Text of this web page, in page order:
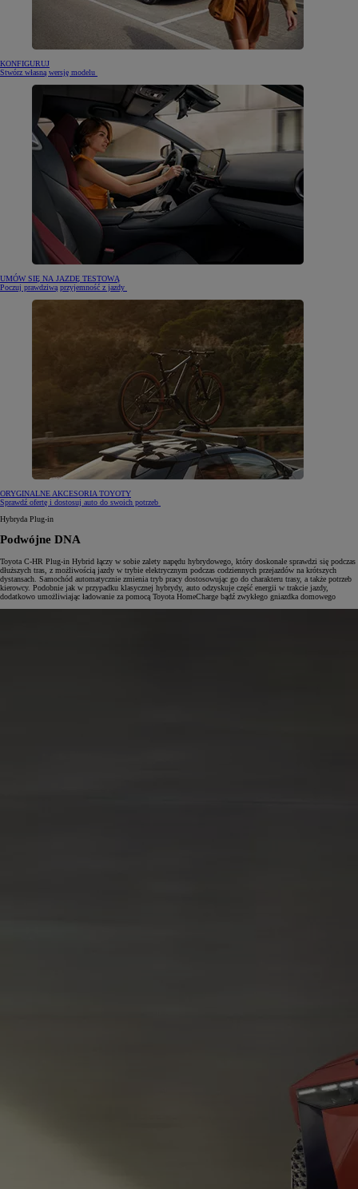
KONFIGURUJ
Stwórz własną wersję modelu
UMÓW SIĘ NA JAZDĘ TESTOWĄ
Poczuj prawdziwą przyjemność z jazdy
ORYGINALNE AKCESORIA TOYOTY
Sprawdź ofertę i dostosuj auto do swoich potrzeb
Hybryda Plug-in
Podwójne DNA
Toyota C-HR Plug-in Hybrid łączy w sobie zalety napędu hybrydowego, który doskonale sprawdzi się podczas
dłuższych tras, z możliwością jazdy w trybie elektrycznym podczas codziennych przejazdów na krótszych
dystansach. Samochód automatycznie zmienia tryb pracy dostosowując go do charakteru trasy, a także potrzeb
kierowcy. Podobnie jak w przypadku klasycznej hybrydy, auto odzyskuje część energii w trakcie jazdy,
dodatkowo umożliwiając ładowanie za pomocą Toyota HomeCharge bądź zwykłego gniazdka domowego